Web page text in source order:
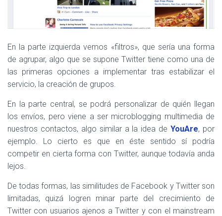
En la parte izquierda vemos «filtros», que sería una forma
de agrupar, algo que se supone Twitter tiene como una de
las primeras opciones a implementar tras estabilizar el
servicio, la creación de grupos.
En la parte central, se podrá personalizar de quién llegan
los envíos, pero viene a ser microblogging multimedia de
nuestros contactos, algo similar a la idea deYouAre, por
ejemplo. Lo cierto es que en éste sentido sí podría
competir en cierta forma con Twitter, aunque todavía anda
lejos.
De todas formas, las similitudes de Facebook y Twitter son
limitadas, quizá logren minar parte del crecimiento de
Twitter con usuarios ajenos a Twitter y con el mainstream